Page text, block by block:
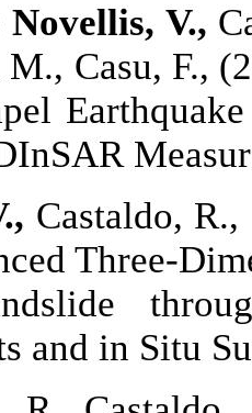
Novellis, V.,
M., Casu, F.,
Castaldo,
Three-
and in Situ